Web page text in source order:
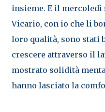
insieme. E il mercoledì
Vicario, con io che li
loro qualità, sono stati
crescere attraverso il
mostrato solidità
hanno lasciato la